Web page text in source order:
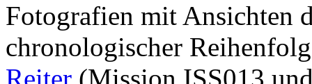
Fotografien mit Ansichten
chronologischer